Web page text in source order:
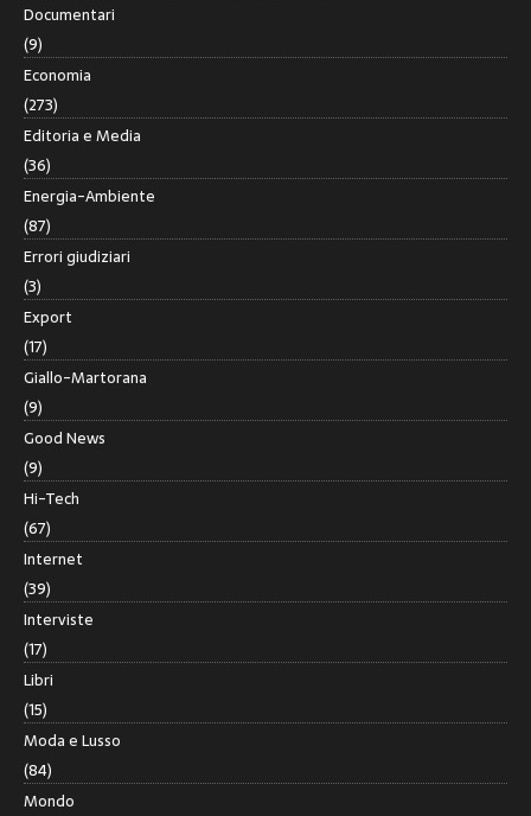
Documentari
(9)
Economia
(273)
Editoria e Media
(36)
Energia-Ambiente
(87)
Errori giudiziari
(3)
Export
(17)
Giallo-Martorana
(9)
Good News
(9)
Hi-Tech
(67)
Internet
(39)
Interviste
(17)
Libri
(15)
Moda e Lusso
(84)
Mondo